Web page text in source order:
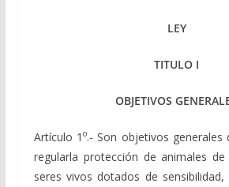
LEY
TITULO I
OBJETIVOS
Artículo 1o.- Son objetivos generales
regularla protección de animales
seres vivos dotados de